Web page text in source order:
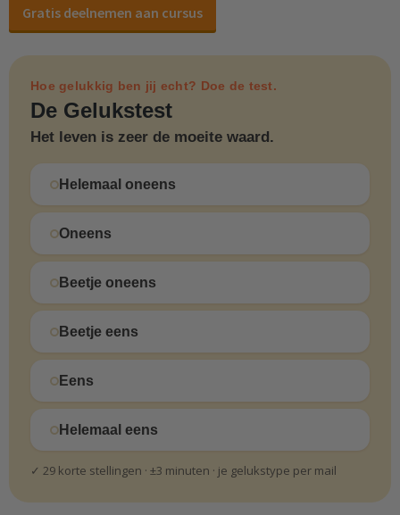
Gratis deelnemen aan cursus
Hoe gelukkig ben jij echt? Doe de test.
De Gelukstest
Het leven is zeer de moeite waard.
Helemaal oneens
Oneens
Beetje oneens
Beetje eens
Eens
Helemaal eens
✓ 29 korte stellingen · ±3 minuten · je gelukstype per mail